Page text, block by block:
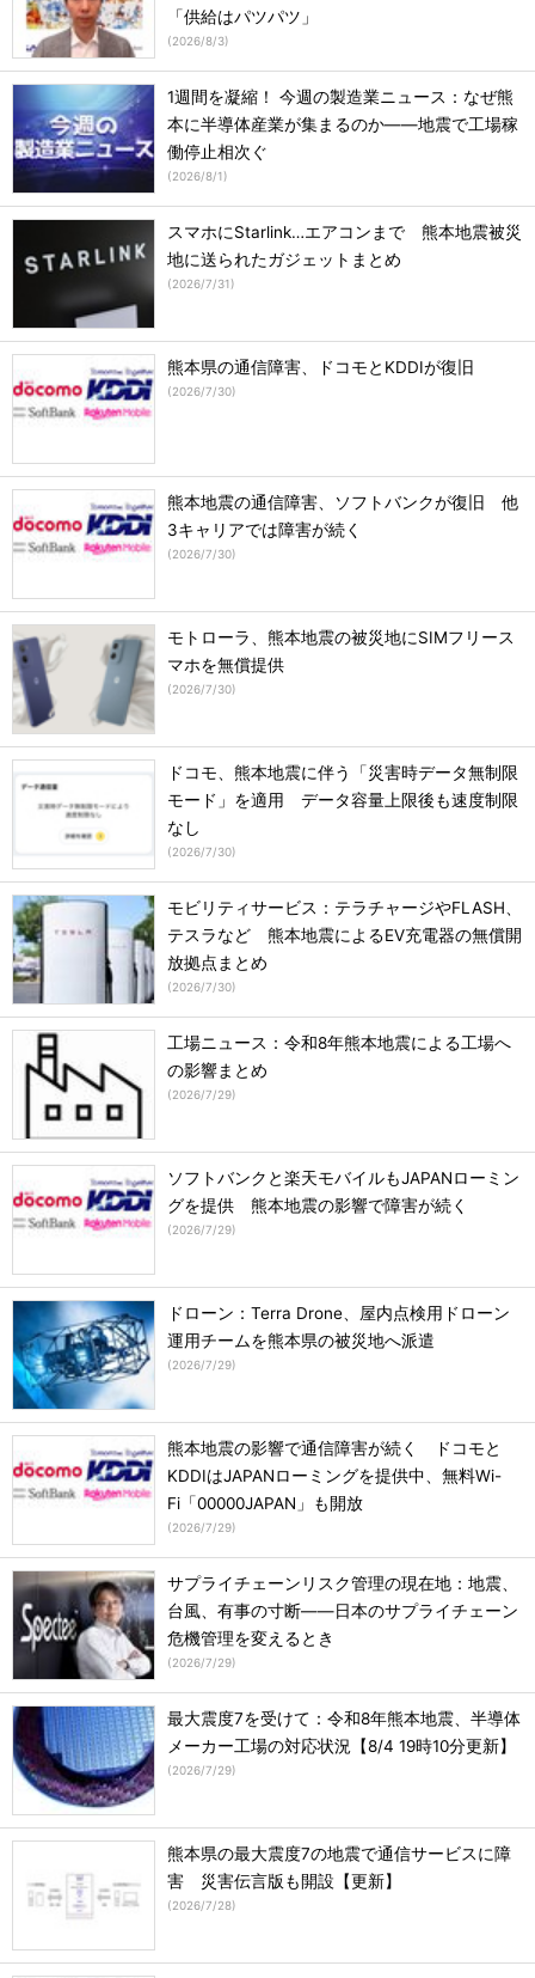
「供給はパツパツ」
(2026/8/3)
1週間を凝縮！ 今週の製造業ニュース：なぜ熊
本に半導体産業が集まるのか――地震で工場稼
働停止相次ぐ
(2026/8/1)
スマホにStarlink…エアコンまで 熊本地震被災
地に送られたガジェットまとめ
(2026/7/31)
熊本県の通信障害、ドコモとKDDIが復旧
(2026/7/30)
熊本地震の通信障害、ソフトバンクが復旧 他
3キャリアでは障害が続く
(2026/7/30)
モトローラ、熊本地震の被災地にSIMフリース
マホを無償提供
(2026/7/30)
ドコモ、熊本地震に伴う「災害時データ無制限
モード」を適用 データ容量上限後も速度制限
なし
(2026/7/30)
モビリティサービス：テラチャージやFLASH、
テスラなど 熊本地震によるEV充電器の無償開
放拠点まとめ
(2026/7/30)
工場ニュース：令和8年熊本地震による工場へ
の影響まとめ
(2026/7/29)
ソフトバンクと楽天モバイルもJAPANローミン
グを提供 熊本地震の影響で障害が続く
(2026/7/29)
ドローン：Terra Drone、屋内点検用ドローン
運用チームを熊本県の被災地へ派遣
(2026/7/29)
熊本地震の影響で通信障害が続く ドコモと
KDDIはJAPANローミングを提供中、無料Wi-
Fi「00000JAPAN」も開放
(2026/7/29)
サプライチェーンリスク管理の現在地：地震、
台風、有事の寸断――日本のサプライチェーン
危機管理を変えるとき
(2026/7/29)
最大震度7を受けて：令和8年熊本地震、半導体
メーカー工場の対応状況【8/4 19時10分更新】
(2026/7/29)
熊本県の最大震度7の地震で通信サービスに障
害 災害伝言版も開設【更新】
(2026/7/28)